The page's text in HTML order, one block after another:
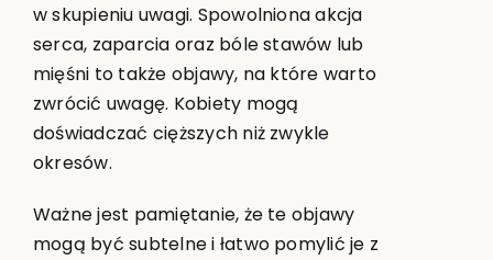
w skupieniu uwagi. Spowolniona akcja
serca, zaparcia oraz bóle stawów lub
mięśni to także objawy, na które warto
zwrócić uwagę. Kobiety mogą
doświadczać cięższych niż zwykle
okresów.
Ważne jest pamiętanie, że te objawy
mogą być subtelne i łatwo pomylić je z